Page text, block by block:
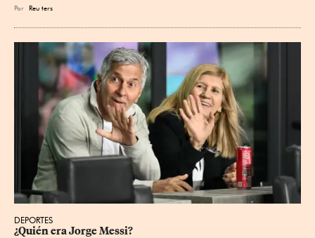
Por Reu ters
DEPORTES
¿Quién era Jorge Messi?